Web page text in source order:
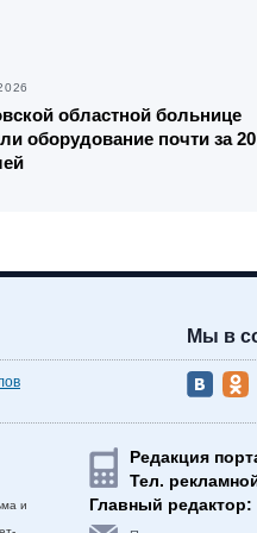
областной больнице
оборудование почти за 20
Мы в
и
Редакция
Тел.
Главный редактор: